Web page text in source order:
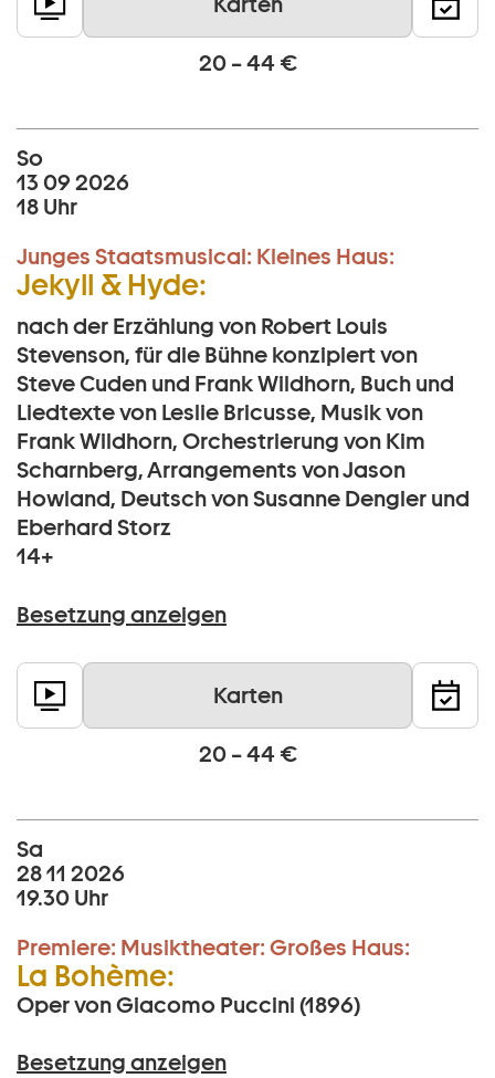
20 – 44 €
So
13 09 2026
18 Uhr
Junges Staatsmusical: Kleines Haus:
Jekyll & Hyde:
nach der Erzählung von Robert Louis
Stevenson, für die Bühne konzipiert von
Steve Cuden und Frank Wildhorn, Buch und
Liedtexte von Leslie Bricusse, Musik von
Frank Wildhorn, Orchestrierung von Kim
Scharnberg, Arrangements von Jason
Howland, Deutsch von Susanne Dengler und
Eberhard Storz
14+
Besetzung anzeigen
Karten
20 – 44 €
Sa
28 11 2026
19.30 Uhr
Premiere: Musiktheater: Großes Haus:
La Bohème:
Oper von Giacomo Puccini (1896)
Besetzung anzeigen